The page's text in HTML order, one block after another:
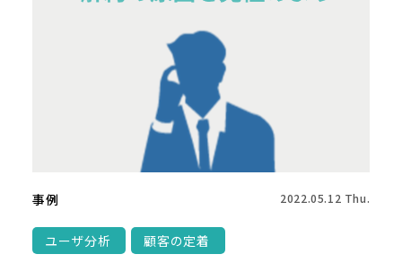
事例 2022.05.12 Thu.
ユーザ分析 顧客の定着